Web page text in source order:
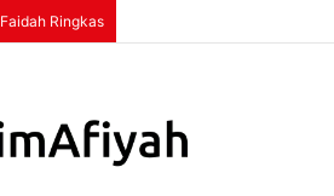
Faidah Ringkas